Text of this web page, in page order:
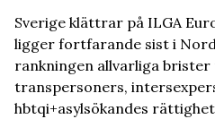
Sverige klättrar på ILGA
ligger fortfarande sist i
rankningen allvarliga
transpersoners,
hbtqi+asylsökandes